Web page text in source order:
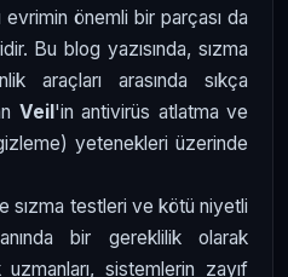
önemli bir parçası da
Bu blog yazısında, sızma
araçları arasında sıkça
Veil 'in antivirüs atlatma ve
yetenekleri üzerinde
sızma testleri ve kötü niyetli
bir gereklilik olarak
uzmanları, sistemlerin zayıf